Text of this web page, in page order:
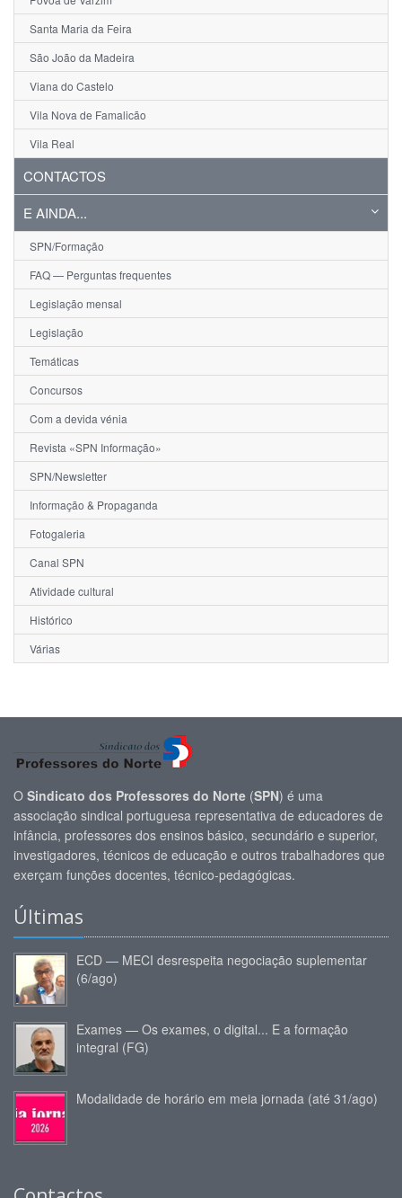
Santa Maria da Feira
São João da Madeira
Viana do Castelo
Vila Nova de Famalicão
Vila Real
CONTACTOS
E AINDA...
SPN/Formação
FAQ — Perguntas frequentes
Legislação mensal
Legislação
Temáticas
Concursos
Com a devida vénia
Revista «SPN Informação»
SPN/Newsletter
Informação & Propaganda
Fotogaleria
Canal SPN
Atividade cultural
Histórico
Várias
O Sindicato dos Professores do Norte (SPN) é uma
associação sindical portuguesa representativa de educadores de
infância, professores dos ensinos básico, secundário e superior,
investigadores, técnicos de educação e outros trabalhadores que
exerçam funções docentes, técnico-pedagógicas.
Últimas
ECD — MECI desrespeita negociação suplementar
(6/ago)
Exames — Os exames, o digital... E a formação
integral (FG)
Modalidade de horário em meia jornada (até 31/ago)